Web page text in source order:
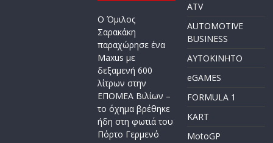
Ο Όμιλος
Σαρακάκη
παραχώρησε ένα
Maxus με
δεξαμενή 600
λίτρων στην
ΕΠΟΜΕΑ Βιλίων –
το όχημα βρέθηκε
ήδη στη φωτιά του
Πόρτο Γερμενό
ATV
AUTOMOTIVE
BUSINESS
AYTOKINHTO
eGAMES
FORMULA 1
KART
MotoGP